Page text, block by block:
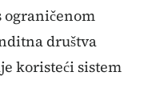
ograničenom
društva
koristeći sistem